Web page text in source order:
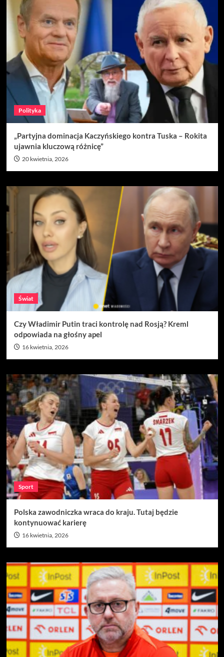
Polityka
„Partyjna dominacja Kaczyńskiego kontra Tuska – Rokita
ujawnia kluczową różnicę”
20 kwietnia, 2026
Świat
Czy Władimir Putin traci kontrolę nad Rosją? Kreml
odpowiada na głośny apel
16 kwietnia, 2026
Sport
Polska zawodniczka wraca do kraju. Tutaj będzie
kontynuować karierę
16 kwietnia, 2026